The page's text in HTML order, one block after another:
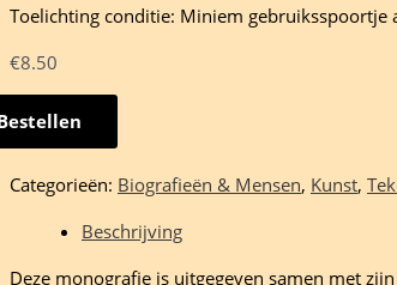
Toelichting conditie: Miniem gebruiksspoortje
€8.50
Categorieën: Biografieën & Mensen, Kunst,
Beschrijving
Deze monografie is uitgegeven samen met